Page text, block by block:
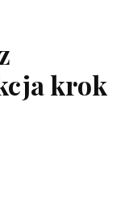
krok